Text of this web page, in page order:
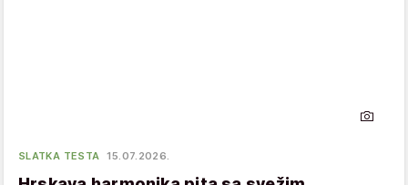
SLATKA TESTA 15.07.2026.